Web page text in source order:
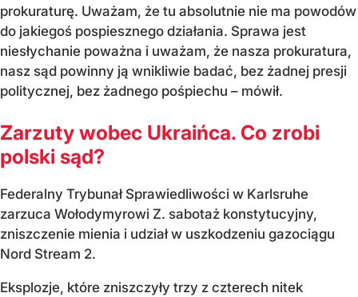
prokuraturę. Uważam, że tu absolutnie nie ma powodów
do jakiegoś pospiesznego działania. Sprawa jest
niesłychanie poważna i uważam, że nasza prokuratura,
nasz sąd powinny ją wnikliwie badać, bez żadnej presji
politycznej, bez żadnego pośpiechu – mówił.
Zarzuty wobec Ukraińca. Co zrobi
polski sąd?
Federalny Trybunał Sprawiedliwości w Karlsruhe
zarzuca Wołodymyrowi Z. sabotaż konstytucyjny,
zniszczenie mienia i udział w uszkodzeniu gazociągu
Nord Stream 2.
Eksplozje, które zniszczyły trzy z czterech nitek